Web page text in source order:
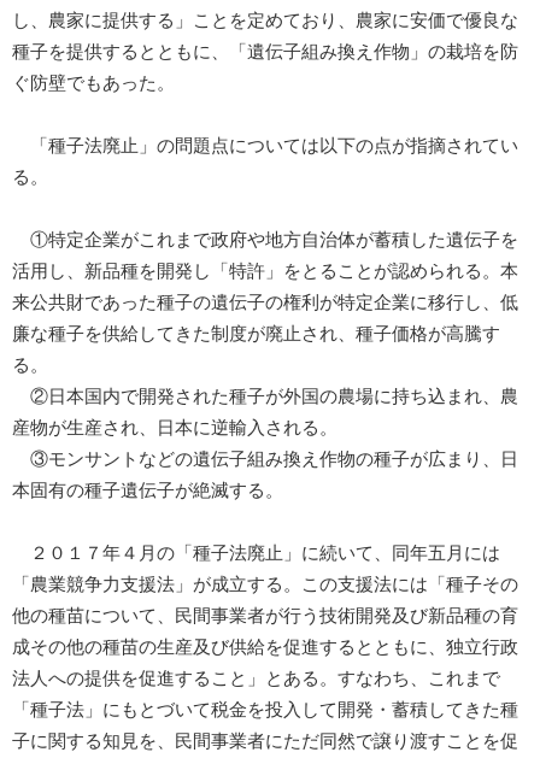
し、農家に提供する」ことを定めており、農家に安価で優良な
種子を提供するとともに、「遺伝子組み換え作物」の栽培を防
ぐ防壁でもあった。
「種子法廃止」の問題点については以下の点が指摘されてい
る。
①特定企業がこれまで政府や地方自治体が蓄積した遺伝子を
活用し、新品種を開発し「特許」をとることが認められる。本
来公共財であった種子の遺伝子の権利が特定企業に移行し、低
廉な種子を供給してきた制度が廃止され、種子価格が高騰す
る。
②日本国内で開発された種子が外国の農場に持ち込まれ、農
産物が生産され、日本に逆輸入される。
③モンサントなどの遺伝子組み換え作物の種子が広まり、日
本固有の種子遺伝子が絶滅する。
２０１７年４月の「種子法廃止」に続いて、同年五月には
「農業競争力支援法」が成立する。この支援法には「種子その
他の種苗について、民間事業者が行う技術開発及び新品種の育
成その他の種苗の生産及び供給を促進するとともに、独立行政
法人への提供を促進すること」とある。すなわち、これまで
「種子法」にもとづいて税金を投入して開発・蓄積してきた種
子に関する知見を、民間事業者にただ同然で譲り渡すことを促